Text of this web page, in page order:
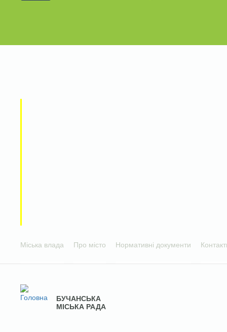
Міська влада Про місто Нормативні документи
БУЧАНСЬКА
МІСЬКА РАДА